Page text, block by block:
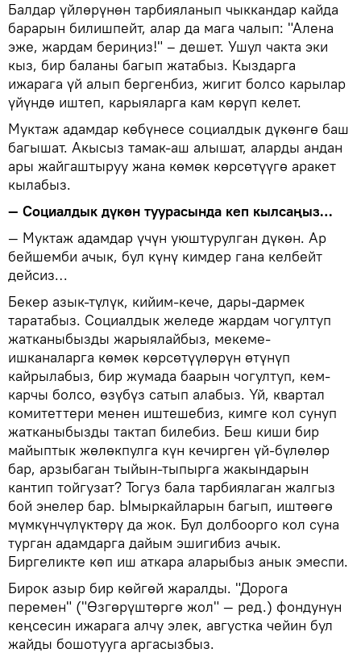
Балдар үйлөрүнөн тарбияланып чыккандар кайда
барарын билишпейт, алар да мага чалып: "Алена
эже, жардам бериңиз!" – дешет. Ушул чакта эки
кыз, бир баланы багып жатабыз. Кыздарга
ижарага үй алып бергенбиз, жигит болсо карылар
үйүндө иштеп, карыяларга кам көрүп келет.
Муктаж адамдар көбүнесе социалдык дүкөнгө баш
багышат. Акысыз тамак-аш алышат, аларды андан
ары жайгаштыруу жана көмөк көрсөтүүгө аракет
кылабыз.
— Социалдык дүкөн туурасында кеп кылсаңыз…
— Муктаж адамдар үчүн уюштурулган дүкөн. Ар
бейшемби ачык, бул күнү кимдер гана келбейт
дейсиз…
Бекер азык-түлүк, кийим-кече, дары-дармек
таратабыз. Социалдык желеде жардам чогултуп
жатканыбызды жарыялайбыз, мекеме-
ишканаларга көмөк көрсөтүүлөрүн өтүнүп
кайрылабыз, бир жумада баарын чогултуп, кем-
карчы болсо, өзүбүз сатып алабыз. Үй, квартал
комитеттери менен иштешебиз, кимге кол сунуп
жатканыбызды тактап билебиз. Беш киши бир
майыптык жөлөкпулга күн кечирген үй-бүлөлөр
бар, арзыбаган тыйын-тыпырга жакындарын
кантип тойгузат? Тогуз бала тарбиялаган жалгыз
бой энелер бар. Ымыркайларын багып, иштөөгө
мүмкүнчүлүктөрү да жок. Бул долбоорго кол суна
турган адамдарга дайым эшигибиз ачык.
Биргеликте көп иш аткара аларыбыз анык эмеспи.
Бирок азыр бир көйгөй жаралды. "Дорога
перемен" ("Өзгөрүштөргө жол" — ред.) фондунун
кеңсесин ижарага алчу элек, августка чейин бул
жайды бошотууга аргасызбыз.